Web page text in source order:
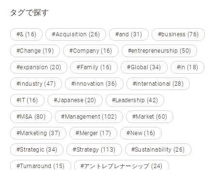
タグで探す
#& (16) #Acquisition (26) #and (31) #business (76)
#Change (19) #Company (16) #entrepreneurship (50)
#expansion (20) #Family (16) #Global (34) #in (18)
#industry (47) #innovation (36) #international (28)
#IT (16) #Japanese (20) #Leadership (42)
#M&A (80) #Management (102) #Market (60)
#Marketing (37) #Merger (17) #New (16)
#Strategic (34) #Strategy (113) #Sustainability (26)
#Turnaround (15) #アントレプレナーシップ (24)